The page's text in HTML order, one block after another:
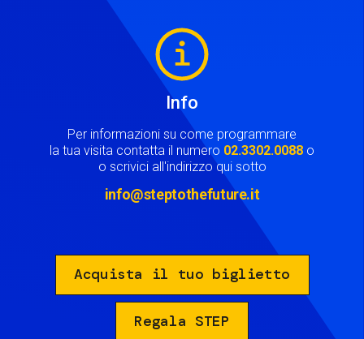
Info
Per informazioni su come programmare
la tua visita contatta il numero 02.3302.0088 o
o scrivici all'indirizzo qui sotto
info@steptothefuture.it
Acquista il tuo biglietto
Regala STEP